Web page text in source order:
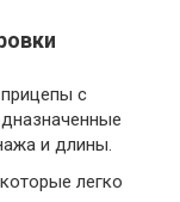
прицепы с
и длины.
легко